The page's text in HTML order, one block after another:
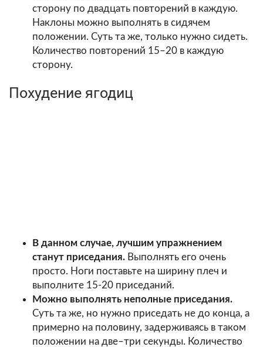
сторону по двадцать повторений в каждую.
Наклоны можно выполнять в сидячем
положении. Суть та же, только нужно сидеть.
Количество повторений 15–20 в каждую
сторону.
Похудение ягодиц
В данном случае, лучшим упражнением
станут приседания. Выполнять его очень
просто. Ноги поставьте на ширину плеч и
выполните 15-20 приседаний.
Можно выполнять неполные приседания.
Суть та же, но нужно приседать не до конца, а
примерно на половину, задерживаясь в таком
положении на две–три секунды. Количество